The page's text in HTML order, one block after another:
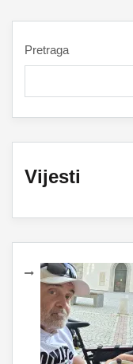
Pretraga
Vijesti